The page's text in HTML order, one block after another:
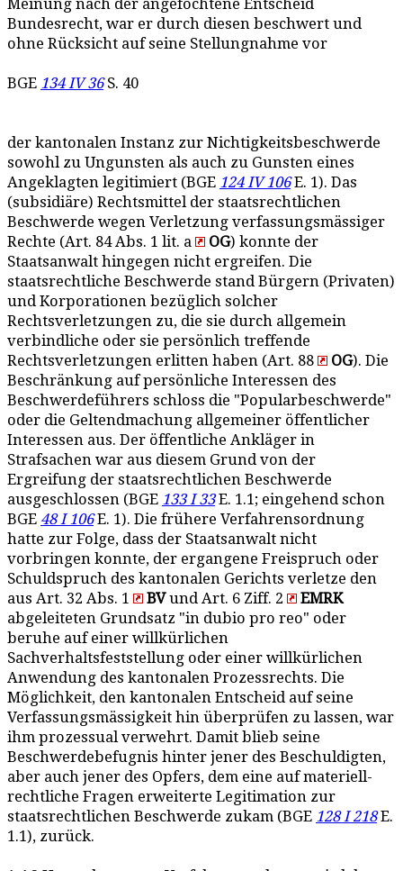
Meinung nach der angefochtene Entscheid
Bundesrecht, war er durch diesen beschwert und
ohne Rücksicht auf seine Stellungnahme vor
BGE 134 IV 36S. 40
der kantonalen Instanz zur Nichtigkeitsbeschwerde
sowohl zu Ungunsten als auch zu Gunsten eines
Angeklagten legitimiert (BGE 124 IV 106E. 1). Das
(subsidiäre) Rechtsmittel der staatsrechtlichen
Beschwerde wegen Verletzung verfassungsmässiger
Rechte (Art. 84 Abs. 1 lit. a
OG) konnte der
Staatsanwalt hingegen nicht ergreifen. Die
staatsrechtliche Beschwerde stand Bürgern (Privaten)
und Korporationen bezüglich solcher
Rechtsverletzungen zu, die sie durch allgemein
verbindliche oder sie persönlich treffende
Rechtsverletzungen erlitten haben (Art. 88
OG). Die
Beschränkung auf persönliche Interessen des
Beschwerdeführers schloss die "Popularbeschwerde"
oder die Geltendmachung allgemeiner öffentlicher
Interessen aus. Der öffentliche Ankläger in
Strafsachen war aus diesem Grund von der
Ergreifung der staatsrechtlichen Beschwerde
ausgeschlossen (BGE 133 I 33E. 1.1; eingehend schon
BGE 48 I 106E. 1). Die frühere Verfahrensordnung
hatte zur Folge, dass der Staatsanwalt nicht
vorbringen konnte, der ergangene Freispruch oder
Schuldspruch des kantonalen Gerichts verletze den
aus Art. 32 Abs. 1
BVund Art. 6 Ziff. 2
EMRK
abgeleiteten Grundsatz "in dubio pro reo" oder
beruhe auf einer willkürlichen
Sachverhaltsfeststellung oder einer willkürlichen
Anwendung des kantonalen Prozessrechts. Die
Möglichkeit, den kantonalen Entscheid auf seine
Verfassungsmässigkeit hin überprüfen zu lassen, war
ihm prozessual verwehrt. Damit blieb seine
Beschwerdebefugnis hinter jener des Beschuldigten,
aber auch jener des Opfers, dem eine auf materiell-
rechtliche Fragen erweiterte Legitimation zur
staatsrechtlichen Beschwerde zukam (BGE 128 I 218E.
1.1), zurück.